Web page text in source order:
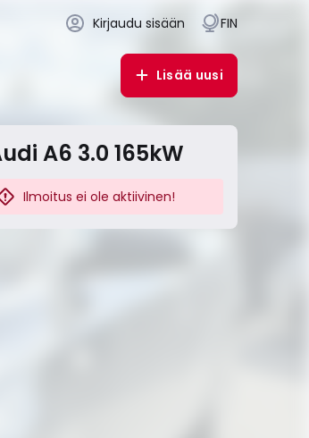
Kirjaudu sisään FIN
Lisää uusi
A6 3.0 165kW
Ilmoitus ei ole aktiivinen!